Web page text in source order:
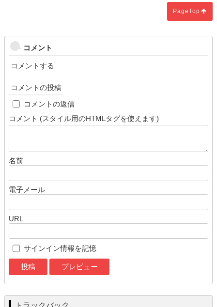
PageTop
コメント
コメントする
コメントの投稿
コメントの返信
コメント (スタイル用のHTMLタグを使えます)
名前
電子メール
URL
サインイン情報を記憶
トラックバック